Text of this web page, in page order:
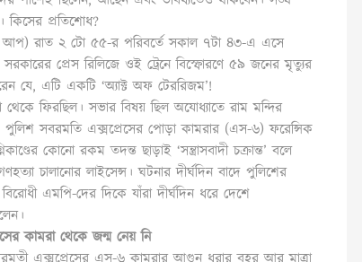
কিসের প্রতিশোধ?
আপ) রাত ২ টো ৫৫-র পরিবর্তে সকাল ৭টা ৪৩-এ এসে
সরকারের প্রেস রিলিজে ওই ট্রেনে বিস্ফোরণে ৫৯ জনের মৃত্যুর
যে, এটি একটি ‘অ্যাক্ট অফ টেররিজম’!
ফিরছিল। সভার বিষয় ছিল অযোধ্যাতে রাম মন্দির
পুলিশ সবরমতি এক্সপ্রেসের পোড়া কামরার (এস-৬) ফরেন্সিক
কোনো রকম তদন্ত ছাড়াই ‘সন্ত্রাসবাদী চক্রান্ত’ বলে
চালানোর লাইসেন্স। ঘটনার দীর্ঘদিন বাদে পুলিশের
এমপি-দের দিকে যাঁরা দীর্ঘদিন ধরে দেশে
কামরা থেকে জন্ম নেয় নি